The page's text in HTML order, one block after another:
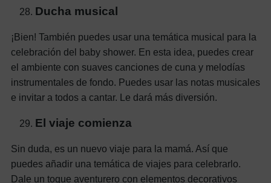
Ducha musical
¡Bien! También puedes usar una temática musical para la
celebración del baby shower. En esta idea, puedes crear
el ambiente con suaves canciones de cuna y melodías
instrumentales de fondo. Puedes usar las notas musicales
e invitar a todos a cantar. Le dará más diversión.
El viaje comienza
Sin duda, es un nuevo viaje para la mamá. Así que
puedes añadir una temática de viajes para celebrarlo.
Dale un toque aventurero con elementos decorativos